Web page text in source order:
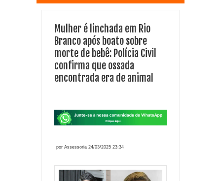
Mulher é linchada em Rio
Branco após boato sobre
morte de bebê: Polícia Civil
confirma que ossada
encontrada era de animal
por Assessoria 24/03/2025 23:34